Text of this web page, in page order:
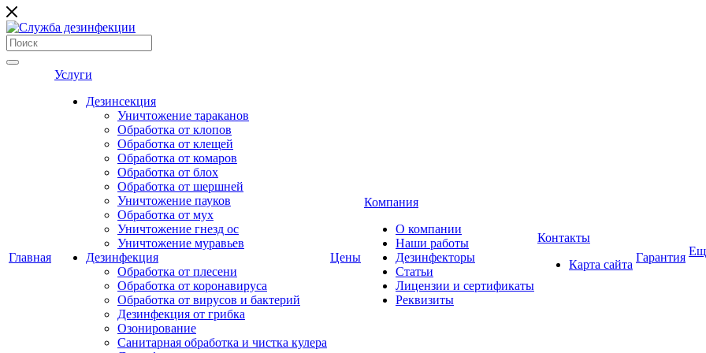
Главная
Услуги
Дезинсекция
Уничтожение тараканов
Обработка от клопов
Обработка от клещей
Обработка от комаров
Обработка от блох
Обработка от шершней
Уничтожение пауков
Обработка от мух
Уничтожение гнезд ос
Уничтожение муравьев
Дезинфекция
Обработка от плесени
Обработка от коронавируса
Обработка от вирусов и бактерий
Дезинфекция от грибка
Озонирование
Санитарная обработка и чистка кулера
Цены
Компания
О компании
Наши работы
Дезинфекторы
Статьи
Лицензии и сертификаты
Реквизиты
Контакты
Карта сайта
Гарантия